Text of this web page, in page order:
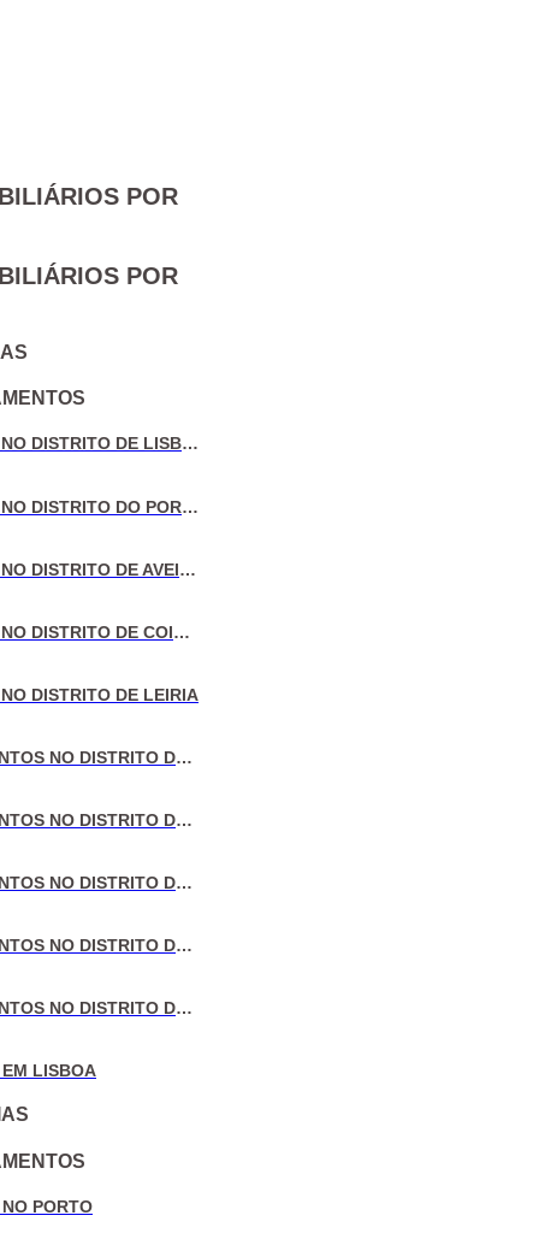
POR
POR
VENDA DE MORADIAS NO DISTRITO DE LISBOA
VENDA DE MORADIAS NO DISTRITO DO PORTO
VENDA DE MORADIAS NO DISTRITO DE AVEIRO
VENDA DE MORADIAS NO DISTRITO DE COIMBRA
DISTRITO DE LEIRIA
VENDA DE APARTAMENTOS NO DISTRITO DE LISBOA
VENDA DE APARTAMENTOS NO DISTRITO DO PORTO
VENDA DE APARTAMENTOS NO DISTRITO DE AVEIRO
VENDA DE APARTAMENTOS NO DISTRITO DE COIMBRA
VENDA DE APARTAMENTOS NO DISTRITO DE LEIRIA
LISBOA
PORTO